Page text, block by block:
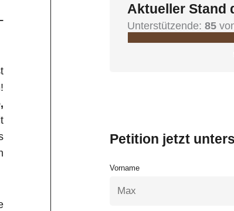
Aktueller Stand
Unterstützende:85
Petition jetzt
Vorname